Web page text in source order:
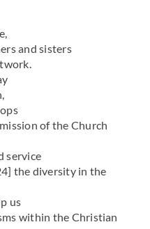
and sisters
of the Church
service
the diversity in the
us
within the Christian